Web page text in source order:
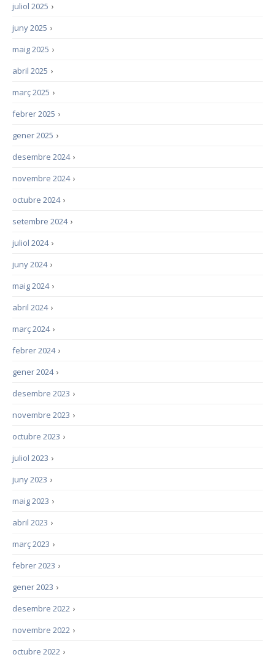
›
juliol 2025
›
juny 2025
›
maig 2025
›
abril 2025
›
març 2025
›
febrer 2025
›
gener 2025
›
desembre 2024
›
novembre 2024
›
octubre 2024
›
setembre 2024
›
juliol 2024
›
juny 2024
›
maig 2024
›
abril 2024
›
març 2024
›
febrer 2024
›
gener 2024
›
desembre 2023
›
novembre 2023
›
octubre 2023
›
juliol 2023
›
juny 2023
›
maig 2023
›
abril 2023
›
març 2023
›
febrer 2023
›
gener 2023
›
desembre 2022
›
novembre 2022
›
octubre 2022